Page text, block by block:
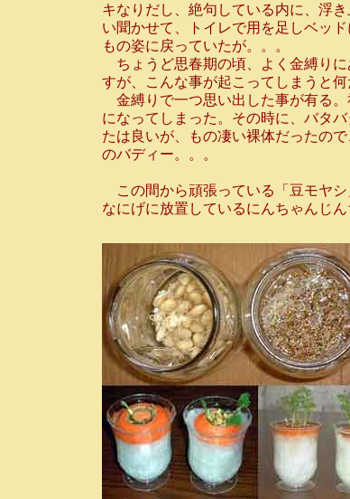
キなりだし、絶句している内に、浮
い聞かせて、トイレで用を足しベッ
もの姿に戻っていたが。。。
ちょうど思春期の頃、よく金縛り
すが、こんな事が起こってしまうと何
金縛りで一つ思い出した事が有る。
になってしまった。その時に、バタ
たは良いが、もの凄い裸体だったの
のバディー。。。
この間から頑張っている「豆モヤシ
なにげに放置しているにんちゃんじ